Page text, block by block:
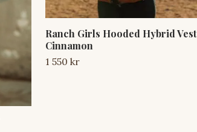
Ranch Girls Hooded Hybrid Vest
Cinnamon
1 550 kr